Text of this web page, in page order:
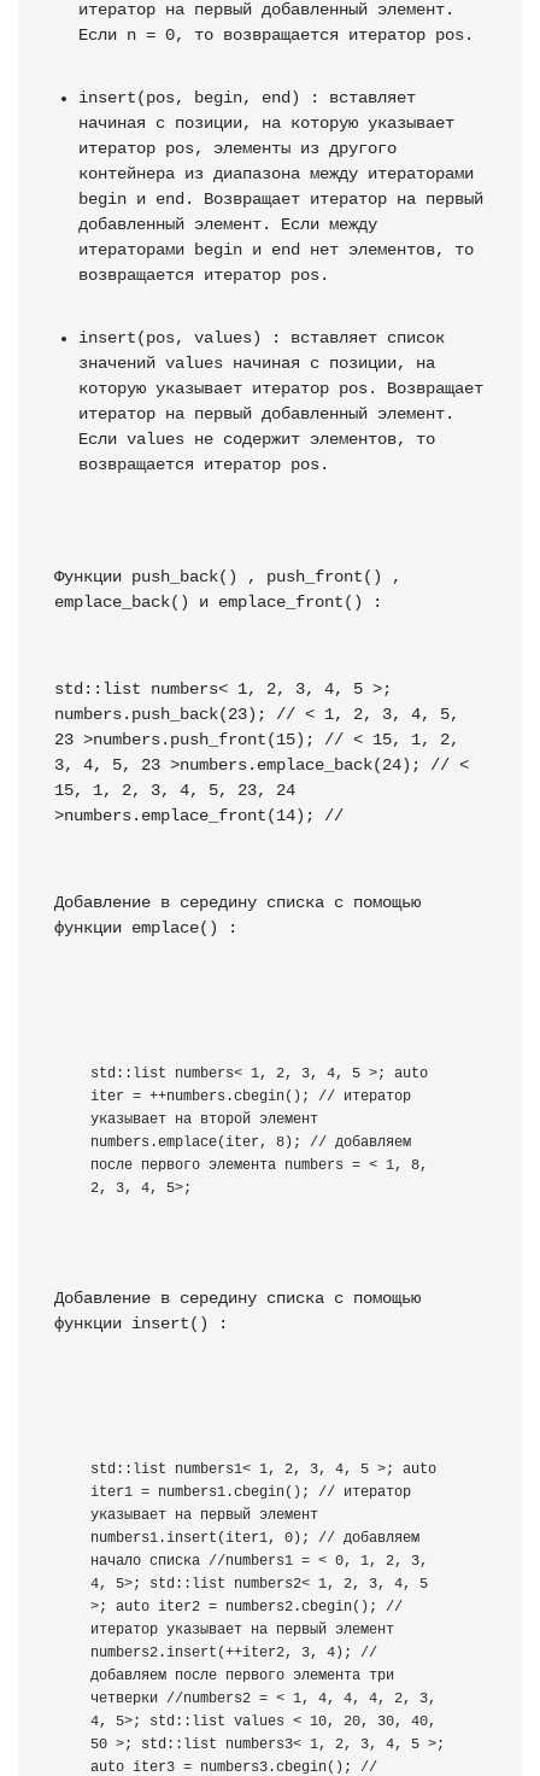
итератор на первый добавленный элемент.
Если n = 0, то возвращается итератор pos.
insert(pos, begin, end) : вставляет
начиная с позиции, на которую указывает
итератор pos, элементы из другого
контейнера из диапазона между итераторами
begin и end. Возвращает итератор на первый
добавленный элемент. Если между
итераторами begin и end нет элементов, то
возвращается итератор pos.
insert(pos, values) : вставляет список
значений values начиная с позиции, на
которую указывает итератор pos. Возвращает
итератор на первый добавленный элемент.
Если values не содержит элементов, то
возвращается итератор pos.
Функции push_back() , push_front() ,
emplace_back() и emplace_front() :
std::list numbers< 1, 2, 3, 4, 5 >;
numbers.push_back(23); // < 1, 2, 3, 4, 5,
23 >numbers.push_front(15); // < 15, 1, 2,
3, 4, 5, 23 >numbers.emplace_back(24); // <
15, 1, 2, 3, 4, 5, 23, 24
>numbers.emplace_front(14); //
Добавление в середину списка с помощью
функции emplace() :
std::list numbers< 1, 2, 3, 4, 5 >; auto
iter = ++numbers.cbegin(); // итератор
указывает на второй элемент
numbers.emplace(iter, 8); // добавляем
после первого элемента numbers = < 1, 8,
2, 3, 4, 5>;
Добавление в середину списка с помощью
функции insert() :
std::list numbers1< 1, 2, 3, 4, 5 >; auto
iter1 = numbers1.cbegin(); // итератор
указывает на первый элемент
numbers1.insert(iter1, 0); // добавляем
начало списка //numbers1 = < 0, 1, 2, 3,
4, 5>; std::list numbers2< 1, 2, 3, 4, 5
>; auto iter2 = numbers2.cbegin(); //
итератор указывает на первый элемент
numbers2.insert(++iter2, 3, 4); //
добавляем после первого элемента три
четверки //numbers2 = < 1, 4, 4, 4, 2, 3,
4, 5>; std::list values < 10, 20, 30, 40,
50 >; std::list numbers3< 1, 2, 3, 4, 5 >;
auto iter3 = numbers3.cbegin(); //